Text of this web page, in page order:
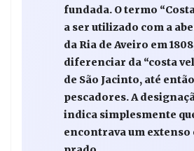
fundada. O termo
a ser utilizado com a
da Ria de Aveiro em
diferenciar da “costa
de São Jacinto, até
pescadores. A
indica simplesmente
encontrava um extenso